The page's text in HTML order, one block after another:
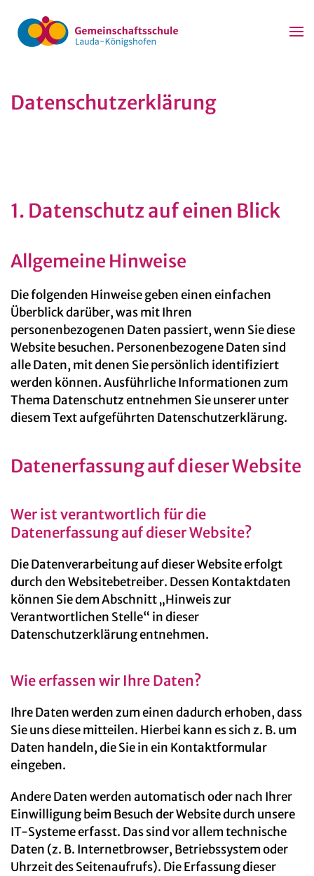
Zum Hauptinhalt springen
Datenschutzerklärung
1. Datenschutz auf einen Blick
Allgemeine Hinweise
Die folgenden Hinweise geben einen einfachen
Überblick darüber, was mit Ihren
personenbezogenen Daten passiert, wenn Sie diese
Website besuchen. Personenbezogene Daten sind
alle Daten, mit denen Sie persönlich identifiziert
werden können. Ausführliche Informationen zum
Thema Datenschutz entnehmen Sie unserer unter
diesem Text aufgeführten Datenschutzerklärung.
Datenerfassung auf dieser Website
Wer ist verantwortlich für die
Datenerfassung auf dieser Website?
Die Datenverarbeitung auf dieser Website erfolgt
durch den Websitebetreiber. Dessen Kontaktdaten
können Sie dem Abschnitt „Hinweis zur
Verantwortlichen Stelle“ in dieser
Datenschutzerklärung entnehmen.
Wie erfassen wir Ihre Daten?
Ihre Daten werden zum einen dadurch erhoben, dass
Sie uns diese mitteilen. Hierbei kann es sich z. B. um
Daten handeln, die Sie in ein Kontaktformular
eingeben.
Andere Daten werden automatisch oder nach Ihrer
Einwilligung beim Besuch der Website durch unsere
IT-Systeme erfasst. Das sind vor allem technische
Daten (z. B. Internetbrowser, Betriebssystem oder
Uhrzeit des Seitenaufrufs). Die Erfassung dieser